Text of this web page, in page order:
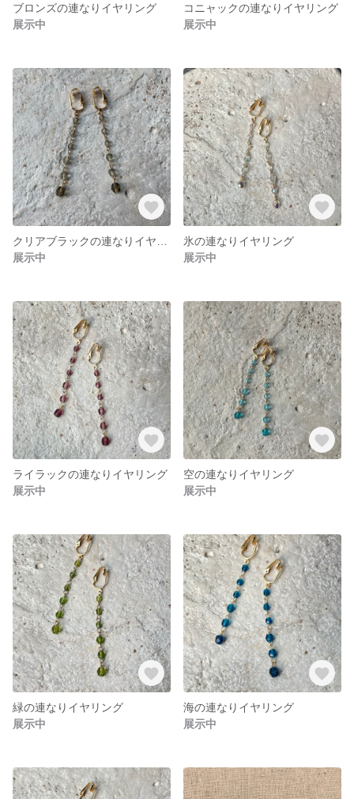
ブロンズの連なりイヤリング
展示中
コニャックの連なりイヤリング
展示中
展示中
氷の連なりイヤリング
展示中
ライラックの連なりイヤリング
展示中
空の連なりイヤリング
展示中
緑の連なりイヤリング
展示中
海の連なりイヤリング
展示中